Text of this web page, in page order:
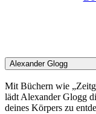
Alexander Glogg
Mit Büchern wie
lädt Alexander Glogg
deines Körpers zu